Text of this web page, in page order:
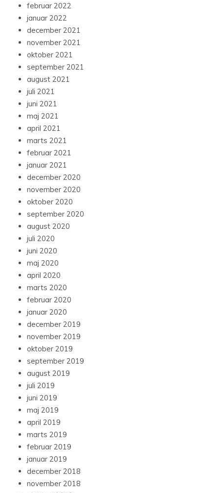
februar 2022
januar 2022
december 2021
november 2021
oktober 2021
september 2021
august 2021
juli 2021
juni 2021
maj 2021
april 2021
marts 2021
februar 2021
januar 2021
december 2020
november 2020
oktober 2020
september 2020
august 2020
juli 2020
juni 2020
maj 2020
april 2020
marts 2020
februar 2020
januar 2020
december 2019
november 2019
oktober 2019
september 2019
august 2019
juli 2019
juni 2019
maj 2019
april 2019
marts 2019
februar 2019
januar 2019
december 2018
november 2018